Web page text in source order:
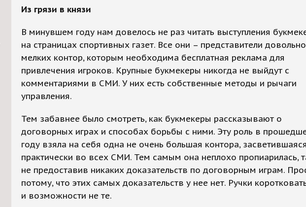
Из грязи в князи
В минувшем году нам довелось не раз читать выступления
на страницах спортивных газет. Все они – представители довольно
мелких контор, которым необходима бесплатная реклама для
привлечения игроков. Крупные букмекеры никогда не выйдут с
комментариями в СМИ. У них есть собственные методы и рычаги
управления.
Тем забавнее было смотреть, как букмекеры рассказывают о
договорных играх и способах борьбы с ними. Эту роль в
году взяла на себя одна не очень большая контора, засветившаяся
практически во всех СМИ. Тем самым она неплохо пропиарилась,
не предоставив никаких доказательств по договорным играм.
потому, что этих самых доказательств у нее нет. Ручки
и возможности не те.